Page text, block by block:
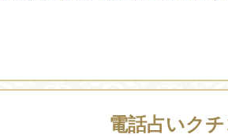
電話占いクチ